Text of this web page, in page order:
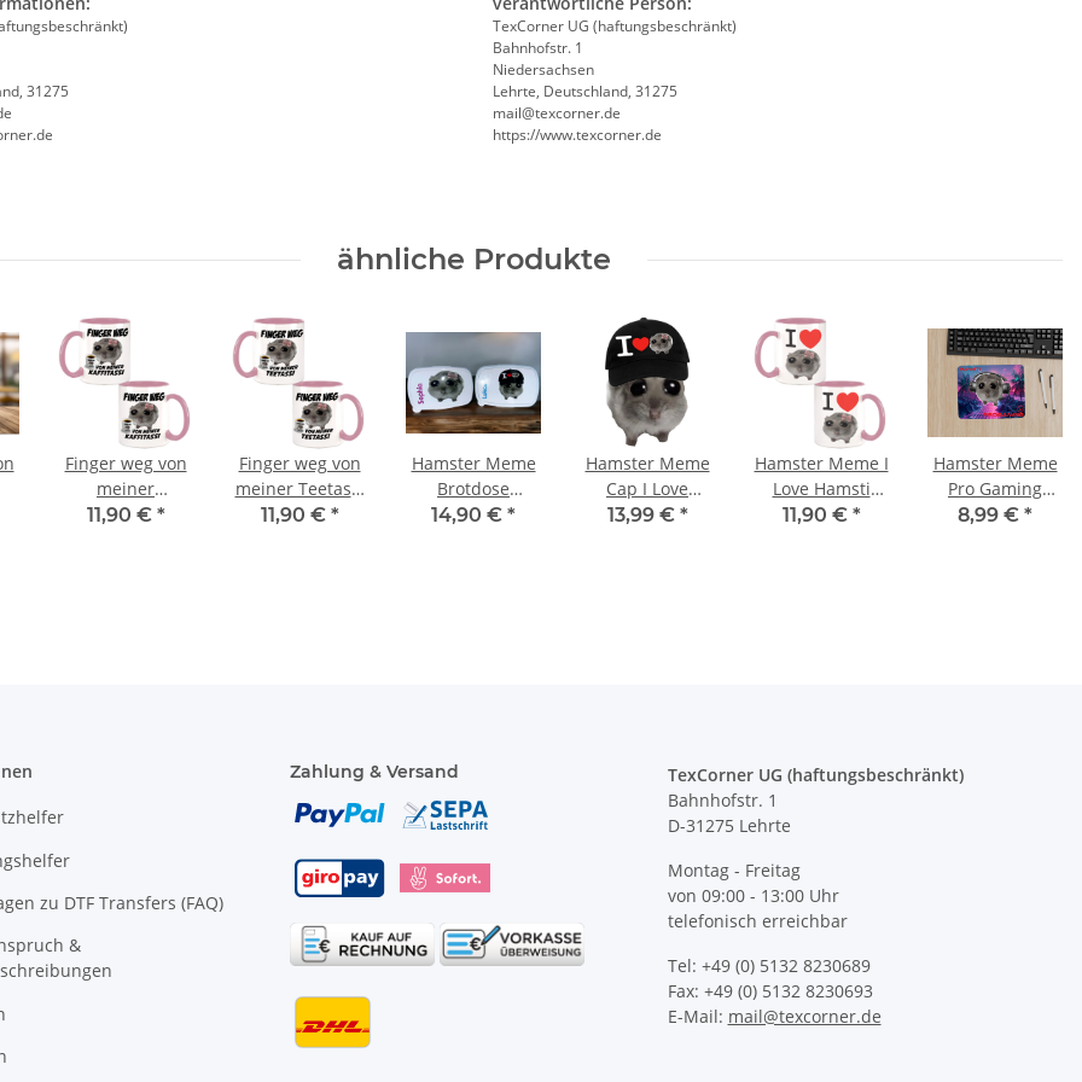
31275
TexCorner UG (haftungsbeschränkt)
Bahnhofstr. 1
Niedersachsen
Lehrte, Deutschland, 31275
mail@texcorner.de
https://www.texcorner.de
ähnliche Produkte
Finger weg von
meiner
Kaffitassi
11,90 € *
Finger weg von
meiner Teetassi
Hamster Meme
11,90 € *
Hamster Meme
Brotdose
Lunchbox - I
14,90 € *
Hamster Meme
Cap I Love
Hamsti Junior +
13,99 € *
Hamster Meme I
Love Hamsti
Teebecher -
11,90 € *
Hamster Meme
Pro Gaming
Mousepad -
8,99 € *
zu DTF Transfers (FAQ)
&
Zahlung & Versand
TexCorner UG (haftungsbeschränkt)
Bahnhofstr. 1
D-31275 Lehrte
Montag - Freitag
von 09:00 - 13:00 Uhr
telefonisch erreichbar
Tel: +49 (0) 5132 8230689
Fax: +49 (0) 5132 8230693
E-Mail: mail@texcorner.de